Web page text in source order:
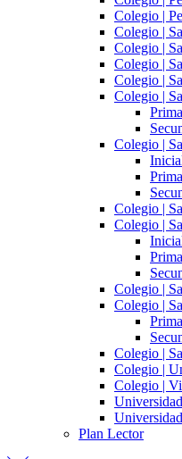
Colegio |
Colegio |
Colegio |
Colegio |
Colegio |
Colegio |
Colegio |
Colegio |
Colegio |
Colegio |
Colegio |
Colegio |
Colegio |
Colegio |
Plan Lector